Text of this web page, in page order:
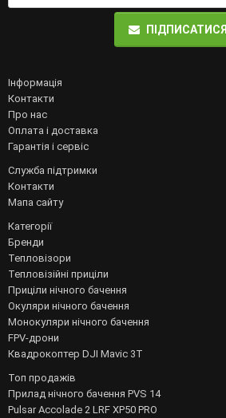
ПІДПИСАТИСЯ
Інформація
Контакти
Про нас
Оплата і доставка
Гарантія і сервіс
Служба підтримки
Контакти
Мапа сайту
Категорії
Бренди
Тепловізори
Тепловізійні приціли
Приціли нічного бачення
Окуляри нічного бачення
Монокуляри нічного бачення
FPV-дрони
Квадрокоптер DJI Mavic 3T
Топ продажів
Прилад нічного бачення PVS 14
Pulsar Accolade 2 LRF XP50 PRO